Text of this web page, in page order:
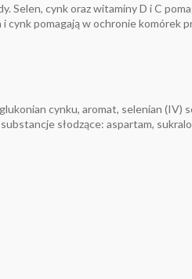
Selen, cynk oraz witaminy D i C
cynk pomagają w ochronie komórek
cynku, aromat, selenian (IV)
słodzące: aspartam,